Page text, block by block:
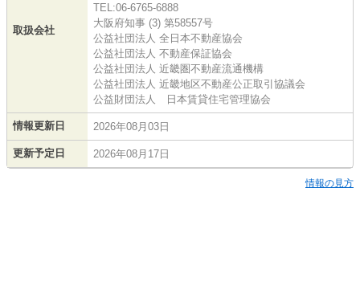
取扱会社
TEL:06-6765-6888
大阪府知事 (3) 第58557号
公益社団法人 全日本不動産協会
公益社団法人 不動産保証協会
公益社団法人 近畿圏不動産流通機構
公益社団法人 近畿地区不動産公正取引協議会
公益財団法人 日本賃貸住宅管理協会
情報更新日 2026年08月03日
更新予定日 2026年08月17日
情報の見方